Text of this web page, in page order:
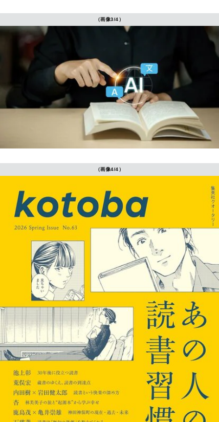
（画像3/4）
（画像4/4）